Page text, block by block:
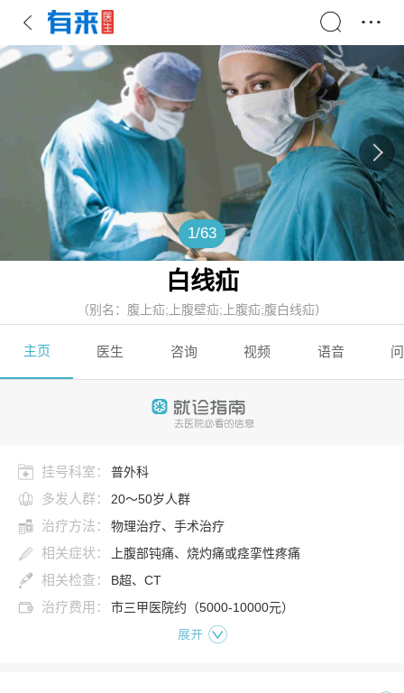
1/63
白线疝
（别名：腹上疝;上腹壁疝;上腹疝;腹白线疝）
主页 医生 咨询 视频 语音
挂号科室： 普外科
多发人群： 20～50岁人群
治疗方法： 物理治疗、手术治疗
相关症状： 上腹部钝痛、烧灼痛或痉挛性疼痛
相关检查： B超、CT
治疗费用： 市三甲医院约（5000-10000元）